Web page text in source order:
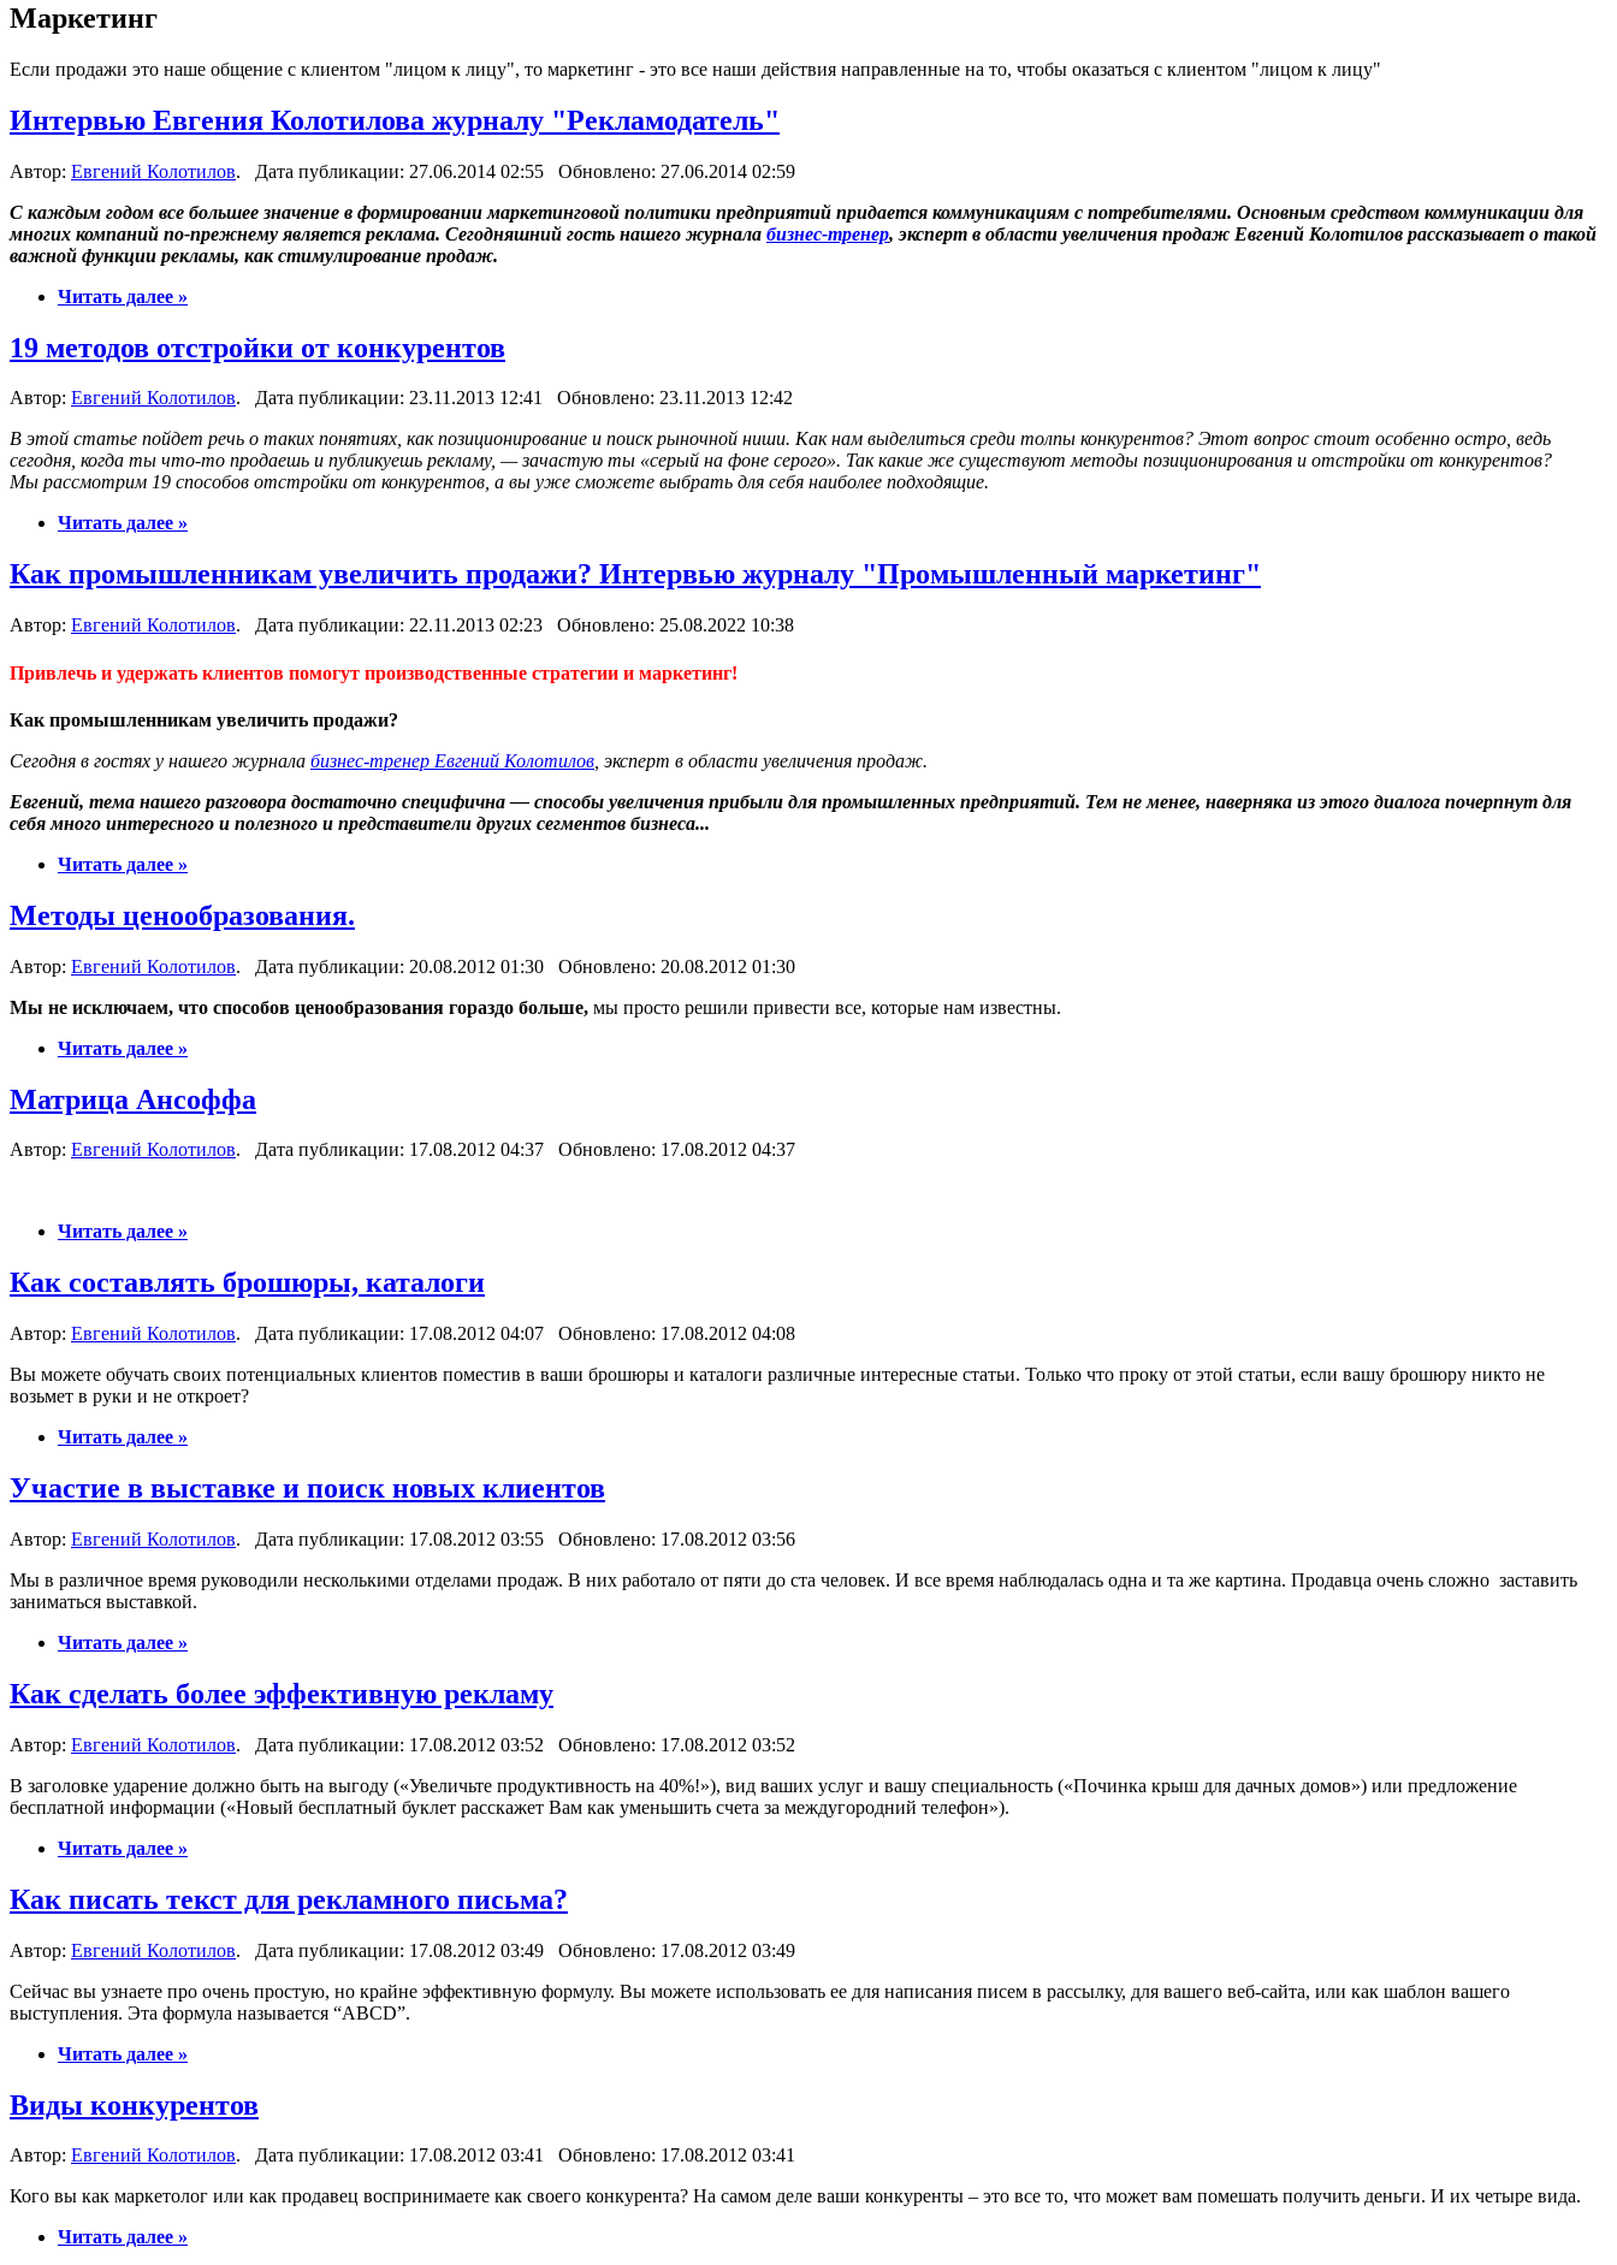
Маркетинг
Если продажи это наше общение с клиентом "лицом к лицу", то маркетинг - это все наши действия направленные на то, чтобы оказаться с клиентом "лицом к лицу"
Интервью Евгения Колотилова журналу "Рекламодатель"
Автор: Евгений Колотилов. Дата публикации: 27.06.2014 02:55 Обновлено: 27.06.2014 02:59
С каждым годом все большее значение в формировании маркетинговой политики предприятий придается коммуникациям с потребителями. Основным средством коммуникации для
многих компаний по-прежнему является реклама. Сегодняшний гость нашего журнала бизнес-тренер, эксперт в области увеличения продаж Евгений Колотилов рассказывает о такой
важной функции рекламы, как стимулирование продаж.
Читать далее »
19 методов отстройки от конкурентов
Автор: Евгений Колотилов. Дата публикации: 23.11.2013 12:41 Обновлено: 23.11.2013 12:42
В этой статье пойдет речь о таких понятиях, как позиционирование и поиск рыночной ниши. Как нам выделиться среди толпы конкурентов? Этот вопрос стоит особенно остро, ведь
сегодня, когда ты что-то продаешь и публикуешь рекламу, — зачастую ты «серый на фоне серого». Так какие же существуют методы позиционирования и отстройки от конкурентов?
Мы рассмотрим 19 способов отстройки от конкурентов, а вы уже сможете выбрать для себя наиболее подходящие.
Читать далее »
Как промышленникам увеличить продажи? Интервью журналу "Промышленный маркетинг"
Автор: Евгений Колотилов. Дата публикации: 22.11.2013 02:23 Обновлено: 25.08.2022 10:38
Привлечь и удержать клиентов помогут производственные стратегии и маркетинг!
Как промышленникам увеличить продажи?
Сегодня в гостях у нашего журнала бизнес-тренер Евгений Колотилов , эксперт в области увеличения продаж.
Евгений, тема нашего разговора достаточно специфична — способы увеличения прибыли для промышленных предприятий. Тем не менее, наверняка из этого диалога почерпнут для
себя много интересного и полезного и представители других сегментов бизнеса...
Читать далее »
Методы ценообразования.
Автор: Евгений Колотилов. Дата публикации: 20.08.2012 01:30 Обновлено: 20.08.2012 01:30
Мы не исключаем, что способов ценообразования гораздо больше, мы просто решили привести все, которые нам известны.
Читать далее »
Матрица Ансоффа
Автор: Евгений Колотилов. Дата публикации: 17.08.2012 04:37 Обновлено: 17.08.2012 04:37
Читать далее »
Как составлять брошюры, каталоги
Автор: Евгений Колотилов. Дата публикации: 17.08.2012 04:07 Обновлено: 17.08.2012 04:08
Вы можете обучать своих потенциальных клиентов поместив в ваши брошюры и каталоги различные интересные статьи. Только что проку от этой статьи, если вашу брошюру никто не
возьмет в руки и не откроет?
Читать далее »
Участие в выставке и поиск новых клиентов
Автор: Евгений Колотилов. Дата публикации: 17.08.2012 03:55 Обновлено: 17.08.2012 03:56
Мы в различное время руководили несколькими отделами продаж. В них работало от пяти до ста человек. И все время наблюдалась одна и та же картина. Продавца очень сложно заставить
заниматься выставкой.
Читать далее »
Как сделать более эффективную рекламу
Автор: Евгений Колотилов. Дата публикации: 17.08.2012 03:52 Обновлено: 17.08.2012 03:52
В заголовке ударение должно быть на выгоду («Увеличьте продуктивность на 40%!»), вид ваших услуг и вашу специальность («Починка крыш для дачных домов») или предложение
бесплатной информации («Новый бесплатный буклет расскажет Вам как уменьшить счета за междугородний телефон»).
Читать далее »
Как писать текст для рекламного письма?
Автор: Евгений Колотилов. Дата публикации: 17.08.2012 03:49 Обновлено: 17.08.2012 03:49
Сейчас вы узнаете про очень простую, но крайне эффективную формулу. Вы можете использовать ее для написания писем в рассылку, для вашего веб-сайта, или как шаблон вашего
выступления. Эта формула называется “ABCD”.
Читать далее »
Виды конкурентов
Автор: Евгений Колотилов. Дата публикации: 17.08.2012 03:41 Обновлено: 17.08.2012 03:41
Кого вы как маркетолог или как продавец воспринимаете как своего конкурента? На самом деле ваши конкуренты – это все то, что может вам помешать получить деньги. И их четыре вида.
Читать далее »